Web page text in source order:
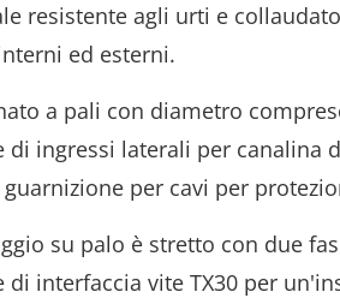
resistente agli urti e
ed esterni.
a pali con diametro
di ingressi laterali per canalina
per cavi per
su palo è stretto con due
di interfaccia vite TX30 per